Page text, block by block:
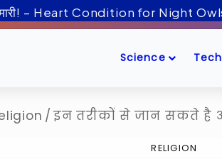
के पास! – Artemis-2 Mission Launch
Science
/ इन तरीकों से जान सकते है
RELIGION